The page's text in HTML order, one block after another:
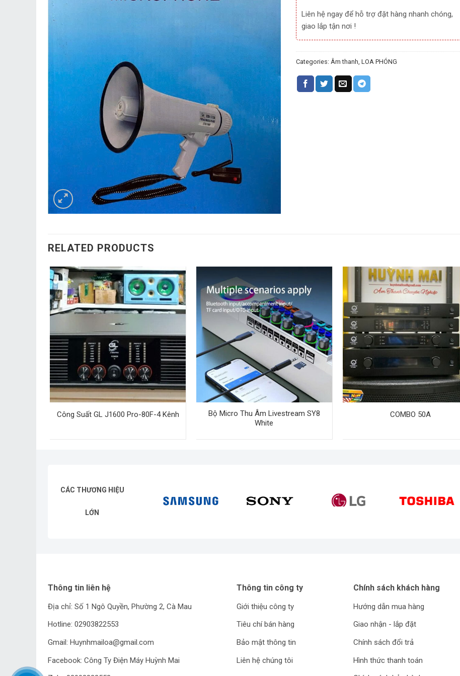
Liên hệ ngay để hỗ trợ đặt hàng nhanh chóng,
giao lắp tận nơi !
Categories: Âm thanh ,LOA PHÓNG
RELATED PRODUCTS
Công Suất GL J1600 Pro-80F-4 Kênh
Bộ Micro Thu Âm Livestream SY8
White
COMBO 50A
CÁC THƯƠNG HIỆU
LỚN
Thông tin liên hệ
Địa chỉ: Số 1 Ngô Quyền, Phường 2, Cà Mau
Hotline: 02903822553
Gmail: Huynhmailoa@gmail.com
Facebook: Công Ty Điện Máy Huỳnh Mai
Thông tin công ty
Giới thiệu công ty
Tiêu chí bán hàng
Bảo mật thông tin
Liên hệ chúng tôi
Chính sách khách hàng
Hướng dẫn mua hàng
Giao nhận - lắp đặt
Chính sách đổi trả
Hình thức thanh toán